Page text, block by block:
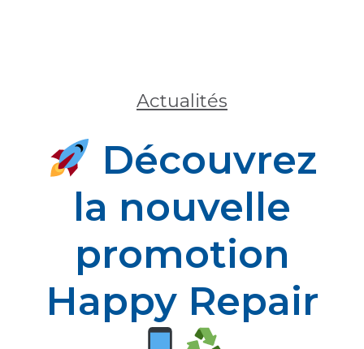
Actualités
Découvrez
la nouvelle
promotion
Happy Repair